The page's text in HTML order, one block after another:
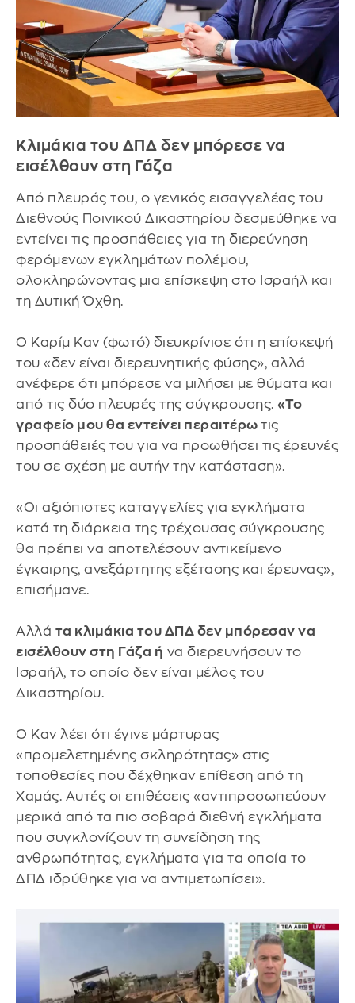
Κλιμάκια του ΔΠΔ δεν μπόρεσε να
εισέλθουν στη Γάζα
Από πλευράς του, ο γενικός εισαγγελέας του
Διεθνούς Ποινικού Δικαστηρίου δεσμεύθηκε να
εντείνει τις προσπάθειες για τη διερεύνηση
φερόμενων εγκλημάτων πολέμου,
ολοκληρώνοντας μια επίσκεψη στο Ισραήλ και
τη Δυτική Όχθη.
Ο Καρίμ Καν (φωτό) διευκρίνισε ότι η επίσκεψή
του «δεν είναι διερευνητικής φύσης», αλλά
ανέφερε ότι μπόρεσε να μιλήσει με θύματα και
από τις δύο πλευρές της σύγκρουσης. «Το
γραφείο μου θα εντείνει περαιτέρω τις
προσπάθειές του για να προωθήσει τις έρευνές
του σε σχέση με αυτήν την κατάσταση».
«Οι αξιόπιστες καταγγελίες για εγκλήματα
κατά τη διάρκεια της τρέχουσας σύγκρουσης
θα πρέπει να αποτελέσουν αντικείμενο
έγκαιρης, ανεξάρτητης εξέτασης και έρευνας»,
επισήμανε.
Αλλά τα κλιμάκια του ΔΠΔ δεν μπόρεσαν να
εισέλθουν στη Γάζα ή να διερευνήσουν το
Ισραήλ, το οποίο δεν είναι μέλος του
Δικαστηρίου.
Ο Καν λέει ότι έγινε μάρτυρας
«προμελετημένης σκληρότητας» στις
τοποθεσίες που δέχθηκαν επίθεση από τη
Χαμάς. Αυτές οι επιθέσεις «αντιπροσωπεύουν
μερικά από τα πιο σοβαρά διεθνή εγκλήματα
που συγκλονίζουν τη συνείδηση της
ανθρωπότητας, εγκλήματα για τα οποία το
ΔΠΔ ιδρύθηκε για να αντιμετωπίσει».